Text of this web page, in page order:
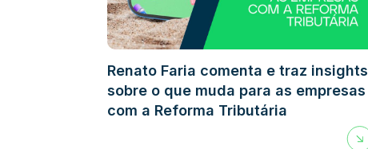
Renato Faria comenta e traz insights
sobre o que muda para as empresas
com a Reforma Tributária